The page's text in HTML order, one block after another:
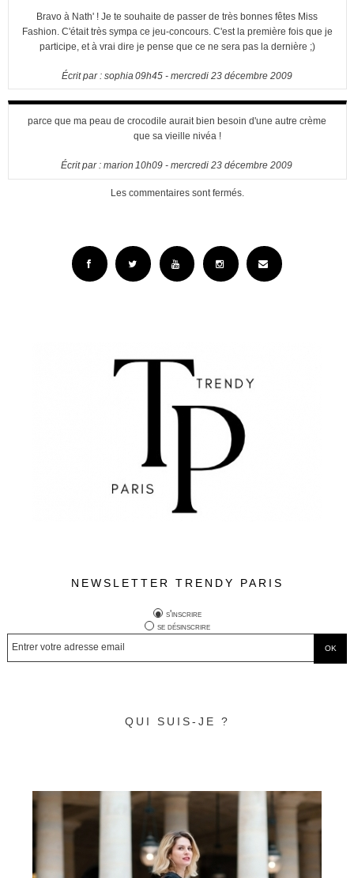
Bravo à Nath' ! Je te souhaite de passer de très bonnes fêtes Miss
Fashion. C'était très sympa ce jeu-concours. C'est la première fois que je
participe, et à vrai dire je pense que ce ne sera pas la dernière ;)
Écrit par : sophia 09h45- mercredi 23 décembre 2009
parce que ma peau de crocodile aurait bien besoin d'une autre crème
que sa vieille nivéa !
Écrit par :marion 10h09 -mercredi 23 décembre 2009
Les commentaires sont fermés.
NEWSLETTER TRENDY PARIS
s'inscrire
se désinscrire
QUI SUIS-JE ?